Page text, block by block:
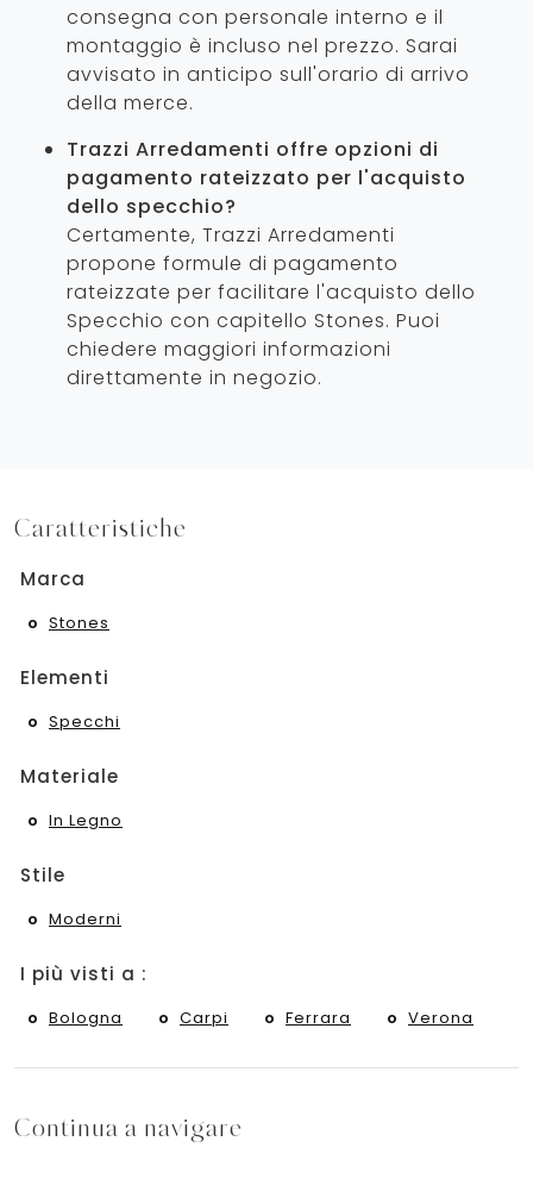
consegna con personale interno e il
montaggio è incluso nel prezzo. Sarai
avvisato in anticipo sull'orario di arrivo
della merce.
Trazzi Arredamenti offre opzioni di
pagamento rateizzato per l'acquisto
dello specchio?
Certamente, Trazzi Arredamenti
propone formule di pagamento
rateizzate per facilitare l'acquisto dello
Specchio con capitello Stones. Puoi
chiedere maggiori informazioni
direttamente in negozio.
Caratteristiche
Marca
Stones
Elementi
Specchi
Materiale
In Legno
Stile
Moderni
I più visti a :
Bologna Carpi Ferrara Verona
Continua a navigare